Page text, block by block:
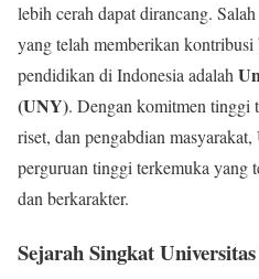
lebih cerah dapat dirancang.
yang telah memberikan kontribusi
pendidikan di Indonesia adalah
(UNY). Dengan komitmen tinggi
riset, dan pengabdian
perguruan tinggi terkemuka yang
dan berkarakter.
Sejarah Singkat